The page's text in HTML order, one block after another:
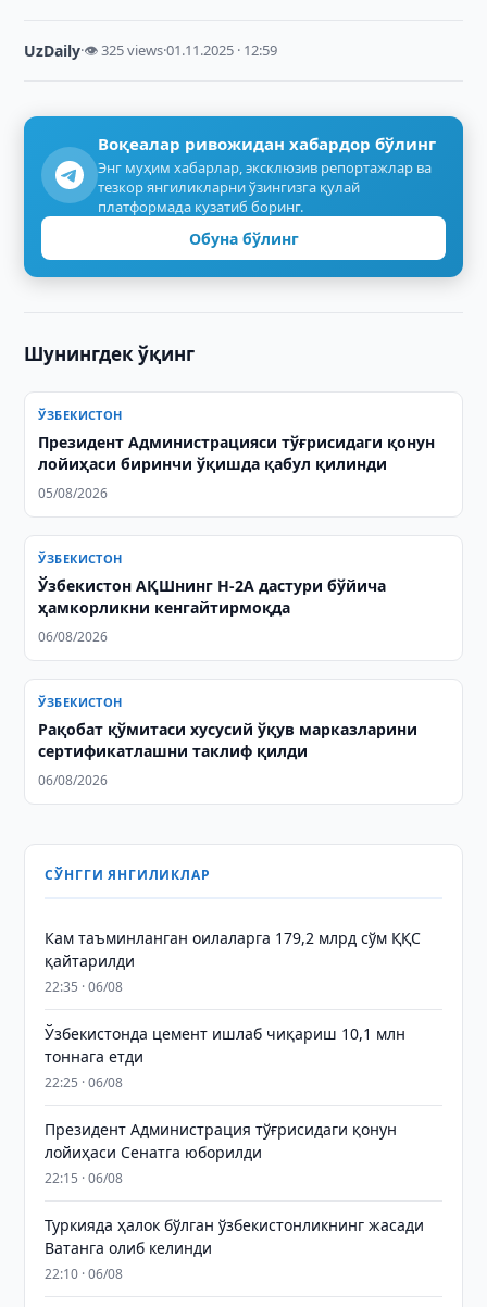
UzDaily·👁 325 views·01.11.2025 · 12:59
Воқеалар ривожидан хабардор бўлинг
Энг муҳим хабарлар, эксклюзив репортажлар ва
тезкор янгиликларни ўзингизга қулай
платформада кузатиб боринг.
Обуна бўлинг
Шунингдек ўқинг
ЎЗБЕКИСТОН
Президент Администрацияси тўғрисидаги қонун
лойиҳаси биринчи ўқишда қабул қилинди
05/08/2026
ЎЗБЕКИСТОН
Ўзбекистон АҚШнинг H-2A дастури бўйича
ҳамкорликни кенгайтирмоқда
06/08/2026
ЎЗБЕКИСТОН
Рақобат қўмитаси хусусий ўқув марказларини
сертификатлашни таклиф қилди
06/08/2026
СЎНГГИ ЯНГИЛИКЛАР
Кам таъминланган оилаларга 179,2 млрд сўм ҚҚС
қайтарилди
22:35 · 06/08
Ўзбекистонда цемент ишлаб чиқариш 10,1 млн
тоннага етди
22:25 · 06/08
Президент Администрация тўғрисидаги қонун
лойиҳаси Сенатга юборилди
22:15 · 06/08
Туркияда ҳалок бўлган ўзбекистонликнинг жасади
Ватанга олиб келинди
22:10 · 06/08